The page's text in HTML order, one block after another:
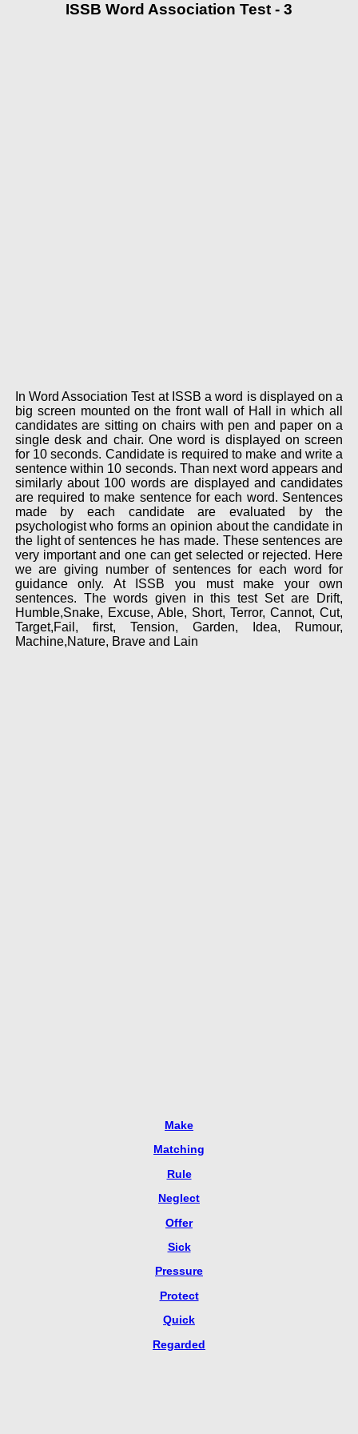
ISSB Word Association Test - 3
In Word Association Test at ISSB a word is displayed on a
big screen mounted on the front wall of Hall in which all
candidates are sitting on chairs with pen and paper on a
single desk and chair. One word is displayed on screen
for 10 seconds. Candidate is required to make and write a
sentence within 10 seconds. Than next word appears and
similarly about 100 words are displayed and candidates
are required to make sentence for each word. Sentences
made by each candidate are evaluated by the
psychologist who forms an opinion about the candidate in
the light of sentences he has made. These sentences are
very important and one can get selected or rejected. Here
we are giving number of sentences for each word for
guidance only. At ISSB you must make your own
sentences. The words given in this test Set are Drift,
Humble,Snake, Excuse, Able, Short, Terror, Cannot, Cut,
Target,Fail, first, Tension, Garden, Idea, Rumour,
Machine,Nature, Brave and Lain
Make
Matching
Rule
Neglect
Offer
Sick
Pressure
Protect
Quick
Regarded